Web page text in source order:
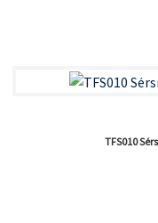
TFS010